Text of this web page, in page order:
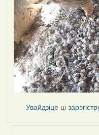
Увайдзіце ці